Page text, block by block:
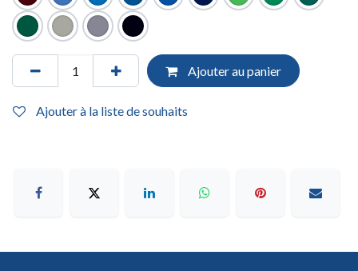
Ajouter au panier
Ajouter à la liste de souhaits